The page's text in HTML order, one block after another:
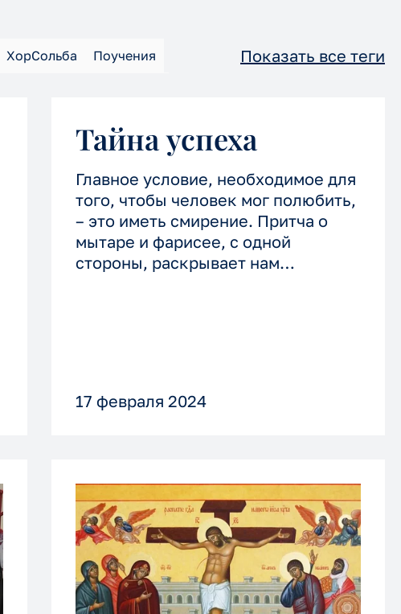
ХорСольба Поучения Показать все теги
Тайна успеха
Главное условие, необходимое для
того, чтобы человек мог полюбить,
– это иметь смирение. Притча о
мытаре и фарисее, с одной
стороны, раскрывает нам
17 февраля 2024